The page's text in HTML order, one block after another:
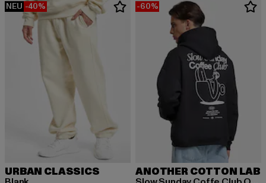
NEU -40%
URBAN CLASSICS
-60%
ANOTHER COTTON LAB